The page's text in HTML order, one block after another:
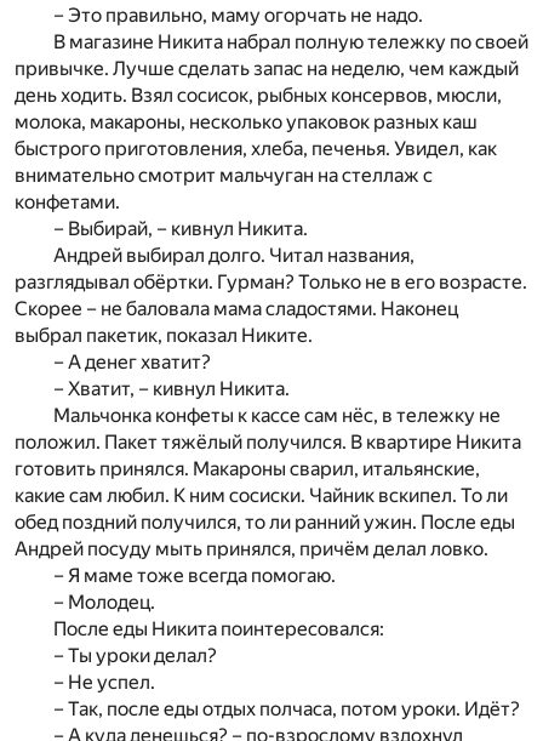
– Это правильно, маму огорчать не надо.
В магазине Никита набрал полную тележку по своей
привычке. Лучше сделать запас на неделю, чем каждый
день ходить. Взял сосисок, рыбных консервов, мюсли,
молока, макароны, несколько упаковок разных каш
быстрого приготовления, хлеба, печенья. Увидел, как
внимательно смотрит мальчуган на стеллаж с
конфетами.
– Выбирай, – кивнул Никита.
Андрей выбирал долго. Читал названия,
разглядывал обёртки. Гурман? Только не в его возрасте.
Скорее – не баловала мама сладостями. Наконец
выбрал пакетик, показал Никите.
– А денег хватит?
– Хватит, – кивнул Никита.
Мальчонка конфеты к кассе сам нёс, в тележку не
положил. Пакет тяжёлый получился. В квартире Никита
готовить принялся. Макароны сварил, итальянские,
какие сам любил. К ним сосиски. Чайник вскипел. То ли
обед поздний получился, то ли ранний ужин. После еды
Андрей посуду мыть принялся, причём делал ловко.
– Я маме тоже всегда помогаю.
– Молодец.
После еды Никита поинтересовался:
– Ты уроки делал?
– Не успел.
– Так, после еды отдых полчаса, потом уроки. Идёт?
– А куда денешься? – по-взрослому вздохнул